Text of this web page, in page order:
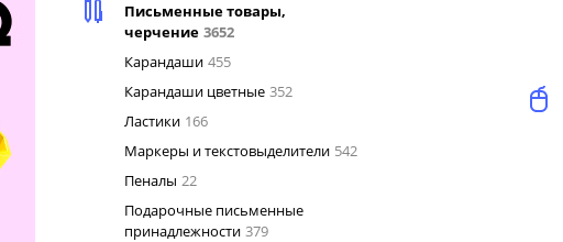
Письменные товары,
черчение 3652
Карандаши 455
Карандаши цветные 352
Ластики 166
Маркеры и текстовыделители 542
Пеналы 22
Подарочные письменные
принадлежности 379